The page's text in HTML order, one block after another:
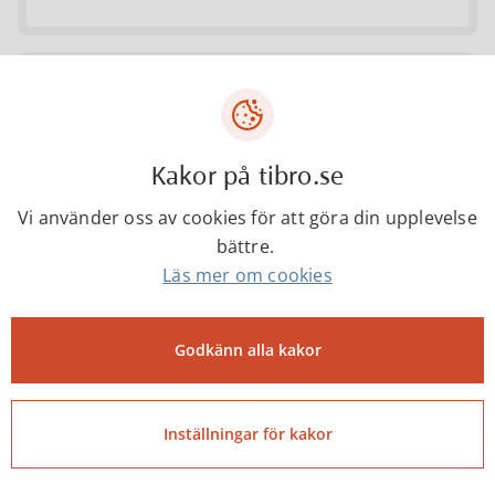
martin.hansson@tibro.se
Tibro kommun
Kakor på tibro.se
Vi använder oss av cookies för att göra din upplevelse
bättre.
Läs mer om cookies
Godkänn alla kakor
Inställningar för kakor